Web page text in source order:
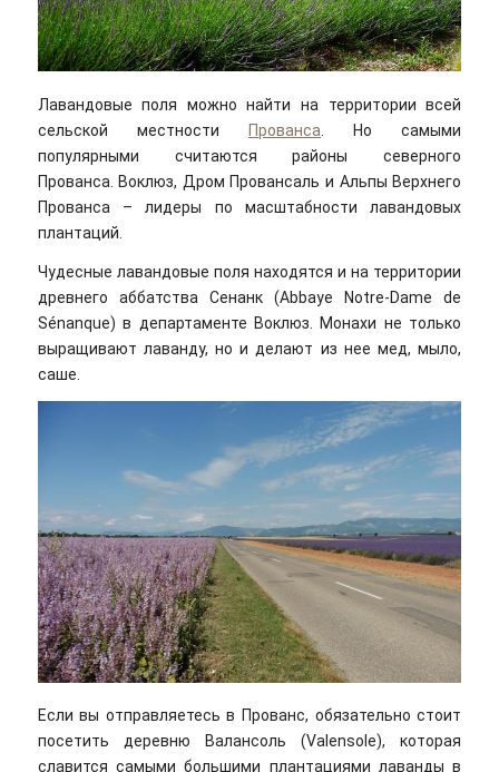
Лавандовые поля можно найти на территории всей
сельской местности
Прованса . Но самыми
популярными считаются районы северного
Прованса. Воклюз, Дром Провансаль и Альпы Верхнего
Прованса – лидеры по масштабности лавандовых
плантаций.
Чудесные лавандовые поля находятся и на территории
древнего аббатства Сенанк (Abbaye Notre-Dame de
Sénanque) в департаменте Воклюз. Монахи не только
выращивают лаванду, но и делают из нее мед, мыло,
саше.
Если вы отправляетесь в Прованс, обязательно стоит
посетить деревню Валансоль (Valensole), которая
славится самыми большими плантациями лаванды в